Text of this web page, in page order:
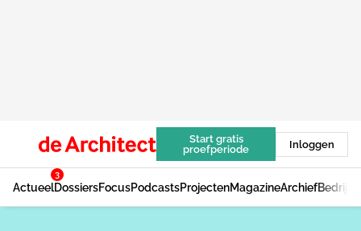
Start gratis
proefperiode
Inloggen
Actueel
3
DossiersFocusPodcastsProjectenMagazineArchief